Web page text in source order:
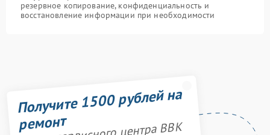
резервное копирование, конфиденциальность и
восстановление информации при необходимости
Получите 1500 рублей на
ремонт